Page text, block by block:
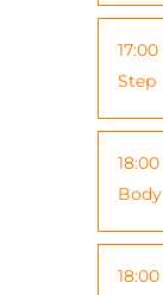
17:00
Step